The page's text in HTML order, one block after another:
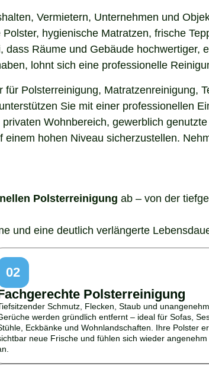
Vermietern, Unternehmen und
hygienische Matratzen, frische
Räume und Gebäude
lohnt sich eine professionelle
Polsterreinigung, Matratzenreinigung,
Sie mit einer professionellen
Wohnbereich, gewerblich
hohen Niveau sicherzustellen.
Polsterreinigung ab – von der
und eine deutlich verlängerte
02
Polsterreinigung
Schmutz, Flecken, Staub und
werden gründlich entfernt – ideal für Sofas,
Eckbänke und Wohnlandschaften. Ihre Polster
neue Frische und fühlen sich wieder